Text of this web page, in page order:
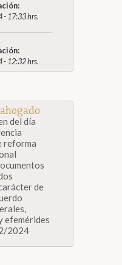
- 17:33 hrs.
- 12:32 hrs.
del día
reforma
de
efemérides
2024